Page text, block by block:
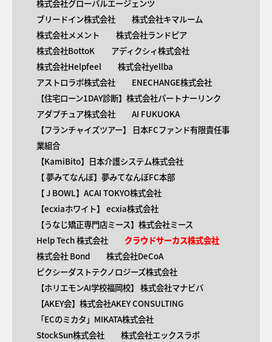
株式会社グローバルエージェンツ
ブリードイン株式会社
株式会社キマルーム
株式会社メメント
株式会社ランドピア
株式会社BottoK
アディクシィ株式会社
株式会社Helpfeel
株式会社yellba
アストロラボ株式会社
ENECHANGE株式会社
【住宅ローン1DAY診断】株式会社パートナーリンク
アダプチュア株式会社
AI FUKUOKA
【​フランチャイズツアー】 日本FCファンド有限責任事
業組合
【KamiBito​】日本介護システム株式会社
【 ​夢みてなんぼ】夢みてなんぼFC本部
【 ​J BOWL】ACAI TOKYO株式会社
【​ecxiaホワイト】 ecxia株式会社
【​うなじ矯正専門店ミース】株式会社ミース
Help Tech 株式会社
クラウドサーカス株式会社
株式会社 Bond
株式会社DeCoA
ピクシーダストテクノロジーズ株式会社
【ホリエモンAI学校福岡校】 株式会社マナビバ
【AKEY会】株式会社AKEY CONSULTING
「ECのミカタ」MIKATA株式会社
StockSun株式会社
株式会社エックスラボ